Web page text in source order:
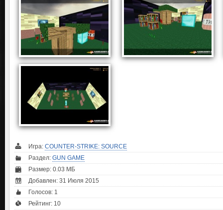
Игра: COUNTER-STRIKE: SOURCE
Раздел: GUN GAME
Размер: 0.03 МБ
Добавлен: 31 Июля 2015
Голосов: 1
Рейтинг: 10